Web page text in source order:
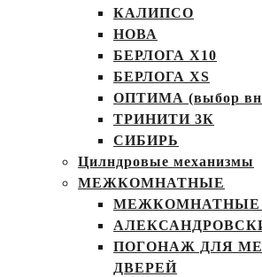
КАЛИПСО
НОВА
БЕРЛОГА Х10
БЕРЛОГА XS
ОПТИМА (выбор
ТРИНИТИ 3К
СИБИРЬ
Цилндровые механизмы
МЕЖКОМНАТНЫЕ
МЕЖКОМНАТНЫЕ
ПОГОНАЖ ДЛЯ
ДВЕРЕЙ